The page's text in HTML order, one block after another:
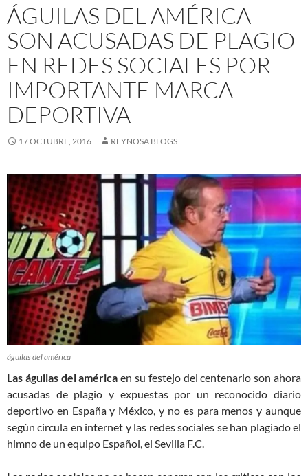
ÁGUILAS DEL AMÉRICA
SON ACUSADAS DE PLAGIO
EN REDES SOCIALES POR
IMPORTANTE MARCA
DEPORTIVA
17 OCTUBRE, 2016 REYNOSA BLOGS
águilas del américa
Las águilas del américa en su festejo del centenario son ahora
acusadas de plagio y expuestas por un reconocido diario
deportivo en España y México, y no es para menos y aunque
según circula en internet y las redes sociales se han plagiado el
himno de un equipo Español, el Sevilla F.C.